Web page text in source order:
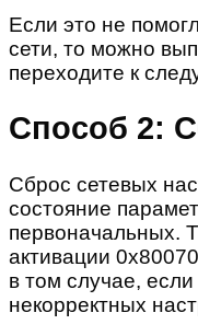
Если это не
сети, то можно
переходите к
Способ 2:
Сброс сетевых
состояние
первоначальных.
активации
в том случае,
некорректных